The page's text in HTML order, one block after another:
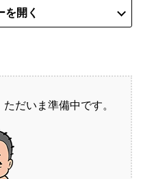
を開く
だいま準備中です。